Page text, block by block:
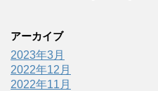
アーカイブ
2023年3月
2022年12月
2022年11月